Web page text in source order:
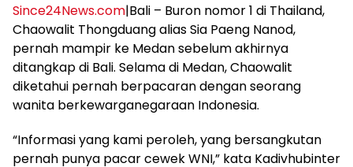
Since24News.com|Bali – Buron nomor 1 di Thailand,
Chaowalit Thongduang alias Sia Paeng Nanod,
pernah mampir ke Medan sebelum akhirnya
ditangkap di Bali. Selama di Medan, Chaowalit
diketahui pernah berpacaran dengan seorang
wanita berkewarganegaraan Indonesia.
“Informasi yang kami peroleh, yang bersangkutan
pernah punya pacar cewek WNI,” kata Kadivhubinter